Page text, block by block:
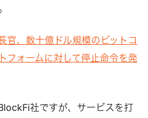
官、数十億ドル規模のビットコ
フォームに対して停止命令を発
社ですが、サービスを打